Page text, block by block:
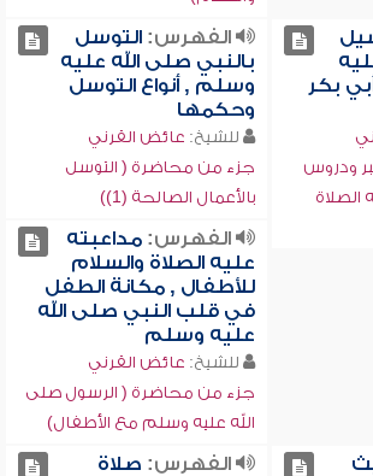
بكر
ودروس
الصلاة
الفهرس:التوسل
بالنبي صلى الله عليه
وسلم , أنواع التوسل
وحكمها
للشيخ: عائض القرني
جزء من محاضرة ( التوسل
بالأعمال الصالحة (1))
الفهرس:مداعبته
عليه الصلاة والسلام
للأطفال , مكانة الطفل
في قلب النبي صلى الله
عليه وسلم
للشيخ: عائض القرني
جزء من محاضرة ( الرسول صلى
الله عليه وسلم مع الأطفال)
الفهرس: صلاة